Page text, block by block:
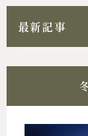
最新記事